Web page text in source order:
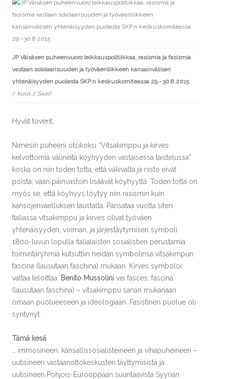
JP Väisäsen puheenvuoro leikkauspolitiikkaa, rasismia ja fasismia
vastaan solidaarisuuden ja työväenliikkeen kansainvälisen
yhtenäisyyden puolesta SKP:n keskuskomiteassa 29.–30.8.2015
/ kuva J. Saari
Hyvät toverit,
Nimesin puheeni otsikoksi ”Vitsakimppu ja kirves
kelvottomia välineitä köyhyyden vastaisessa taistelussa”
koska on niin toden totta, että väkivalta ja riisto eivät
poista, vaan päinvastoin lisäävät köyhyyttä. Toden totta on
myös se, että köyhyys löytyy niin rasismin kuin
kansojenvaelluksen taustalta. Parisataa vuotta siten
Italiassa vitsakimppu ja kirves olivat työväen
yhtenäisyyden, voiman, ja järjestäytymisen symboli.
1800-luvun lopulla italialaisten sosialistien perustamia
toimintaryhmiä kutsuttiin heidän symbolinsa vitsakimpun
fascina (lausutaan faschina) mukaan. Kirves symboloi
valtaa teloittaa.
Benito Mussolini vei fasces, fascina
(lausutaan faschina) – vitsakimppu sanan mukanaan
omaan puolueeseen ja ideologiaan. Fasistinen puolue oli
syntynyt.
Tämä kesä
… immosineen, kansallissosialisteineen ja vihapuheineen –
uutisineen vastaanottokeskusten täyttymisistä ja
uutisineen Pohjois-Eurooppaan suuntaavista Syyrian